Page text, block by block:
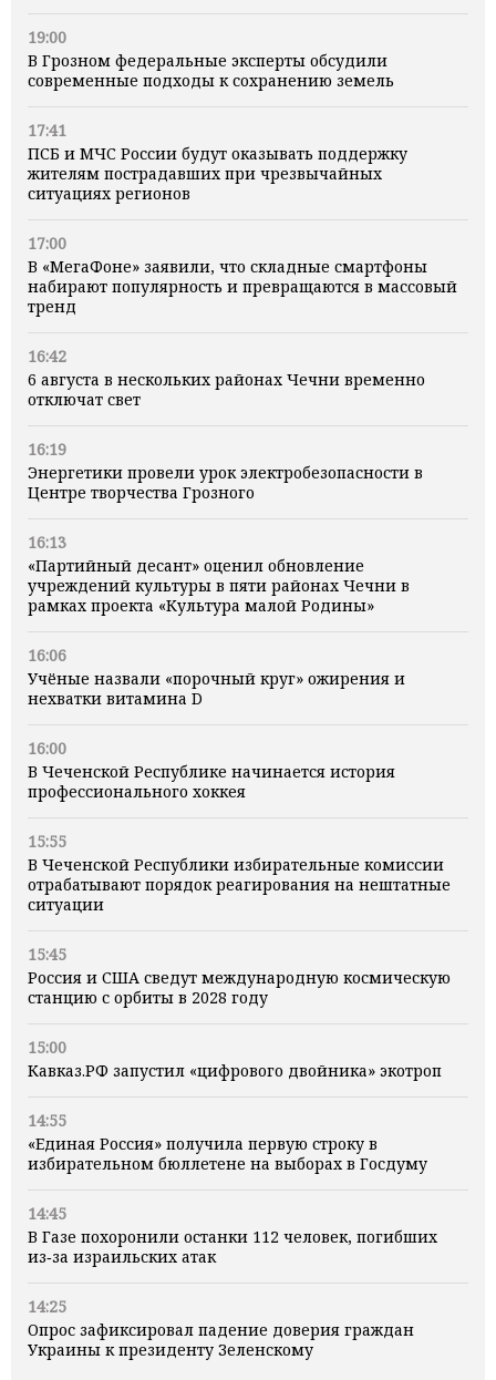
19:00
В Грозном федеральные эксперты обсудили
современные подходы к сохранению земель
17:41
ПСБ и МЧС России будут оказывать поддержку
жителям пострадавших при чрезвычайных
ситуациях регионов
17:00
В «МегаФоне» заявили, что складные смартфоны
набирают популярность и превращаются в массовый
тренд
16:42
6 августа в нескольких районах Чечни временно
отключат свет
16:19
Энергетики провели урок электробезопасности в
Центре творчества Грозного
16:13
«Партийный десант» оценил обновление
учреждений культуры в пяти районах Чечни в
рамках проекта «Культура малой Родины»
16:06
Учёные назвали «порочный круг» ожирения и
нехватки витамина D
16:00
В Чеченской Республике начинается история
профессионального хоккея
15:55
В Чеченской Республики избирательные комиссии
отрабатывают порядок реагирования на нештатные
ситуации
15:45
Россия и США сведут международную космическую
станцию с орбиты в 2028 году
15:00
Кавказ.РФ запустил «цифрового двойника» экотроп
14:55
«Единая Россия» получила первую строку в
избирательном бюллетене на выборах в Госдуму
14:45
В Газе похоронили останки 112 человек, погибших
из‑за израильских атак
14:25
Опрос зафиксировал падение доверия граждан
Украины к президенту Зеленскому